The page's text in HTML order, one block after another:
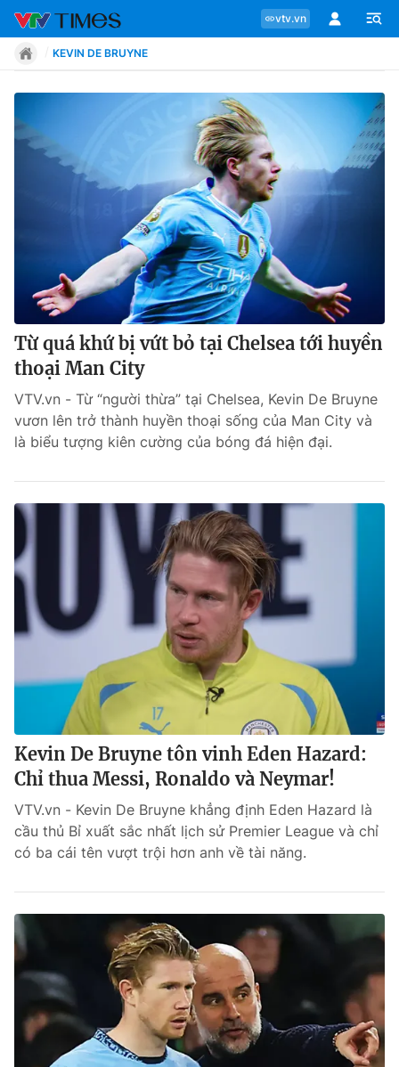
vtv.vn
Chuyên mục
Phong cách
Chân dung
Bóng đá
Các môn khác
VIDEO
Bên lề
KEVIN DE BRUYNE
Từ quá khứ bị vứt bỏ tại Chelsea tới huyền
thoại Man City
VTV.vn - Từ “người thừa” tại Chelsea, Kevin De Bruyne
vươn lên trở thành huyền thoại sống của Man City và
là biểu tượng kiên cường của bóng đá hiện đại.
Kevin De Bruyne tôn vinh Eden Hazard:
Chỉ thua Messi, Ronaldo và Neymar!
VTV.vn - Kevin De Bruyne khẳng định Eden Hazard là
cầu thủ Bỉ xuất sắc nhất lịch sử Premier League và chỉ
có ba cái tên vượt trội hơn anh về tài năng.